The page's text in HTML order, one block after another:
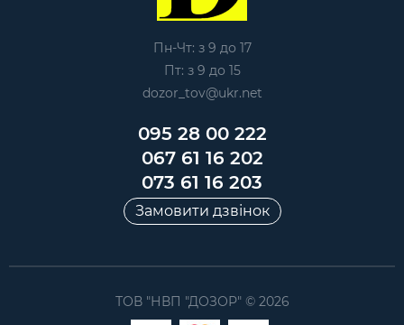
Пн-Чт: з 9 до 17
Пт: з 9 до 15
dozor_tov@ukr.net
095 28 00 222
067 61 16 202
073 61 16 203
Замовити дзвінок
ТОВ "НВП "ДОЗОР" © 2026